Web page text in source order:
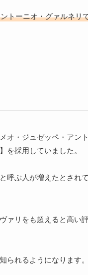
トーニオ・グァルネリ
オ・ジュゼッペ・アン
を採用していました。
呼ぶ人が増えたとされ
ァリをも超えると高い
られるようになります